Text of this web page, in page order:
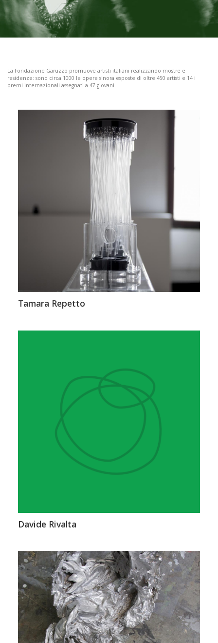
CONTATTI
La Fondazione Garuzzo promuove artisti italiani realizzando mostre e
residenze: sono circa 1000 le opere sinora esposte di oltre 450 artisti e 14 i
premi internazionali assegnati a 47 giovani.
Tamara Repetto
Davide Rivalta